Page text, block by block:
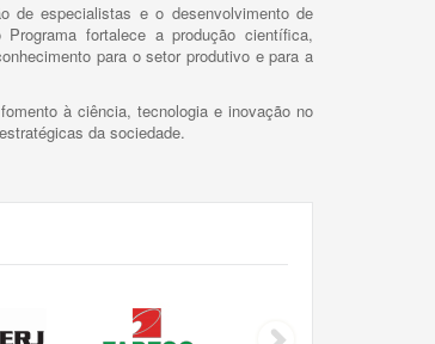
de especialistas e o desenvolvimento de
fortalece a produção científica,
para o setor produtivo e para a
à ciência, tecnologia e inovação no
da sociedade.